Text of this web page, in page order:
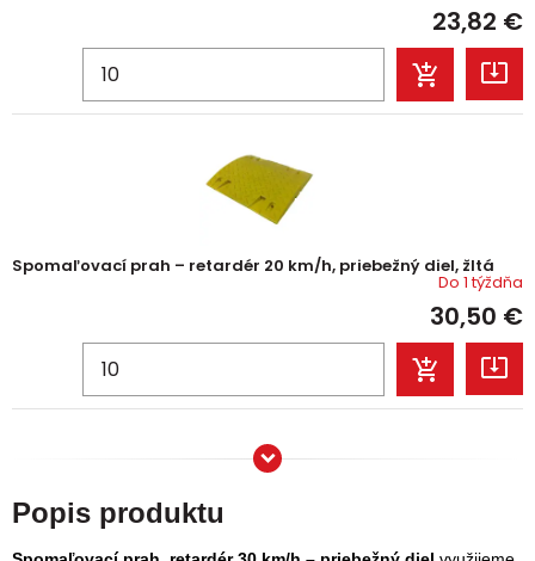
23,82 €
Spomaľovací prah – retardér 20 km/h, priebežný diel, žltá
Do 1 týždňa
30,50 €
Popis produktu